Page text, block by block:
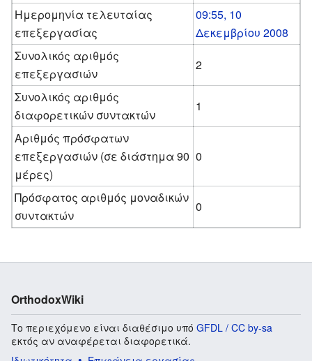
Ημερομηνία τελευταίας
επεξεργασίας
09:55, 10
Δεκεμβρίου 2008
Συνολικός αριθμός
επεξεργασιών
2
Συνολικός αριθμός
διαφορετικών συντακτών
1
Αριθμός πρόσφατων
επεξεργασιών (σε διάστημα 90
μέρες)
0
Πρόσφατος αριθμός μοναδικών
συντακτών
0
OrthodoxWiki
Το περιεχόμενο είναι διαθέσιμο υπό GFDL / CC by-sa
εκτός αν αναφέρεται διαφορετικά.